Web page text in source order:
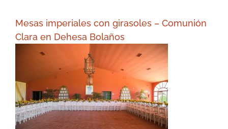
Mesas imperiales con girasoles – Comunión
Clara en Dehesa Bolaños